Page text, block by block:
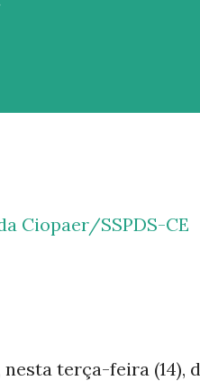
Ciopaer/SSPDS-CE
terça-feira (14),